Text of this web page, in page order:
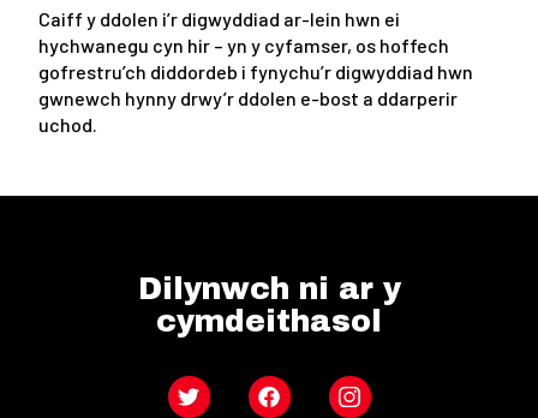
Caiff y ddolen i’r digwyddiad ar-lein hwn ei
hychwanegu cyn hir – yn y cyfamser, os hoffech
gofrestru’ch diddordeb i fynychu’r digwyddiad hwn
gwnewch hynny drwy’r ddolen e-bost a ddarperir
uchod.
Dilynwch ni ar y
cymdeithasol
Twitter FacebookInstagram